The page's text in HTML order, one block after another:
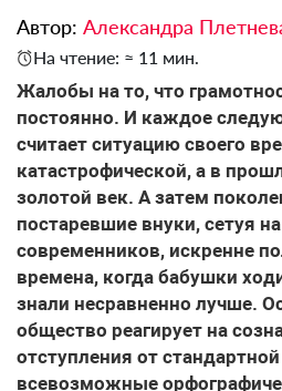
Автор: Александра
На чтение: ≈ 11 мин.
Жалобы на то, что
постоянно. И каждое
считает ситуацию своего
катастрофической, а в
золотой век. А затем
постаревшие внуки, сетуя
современников, искренне
времена, когда бабушки
знали несравненно лучше.
общество реагирует на
отступления от
всевозможные